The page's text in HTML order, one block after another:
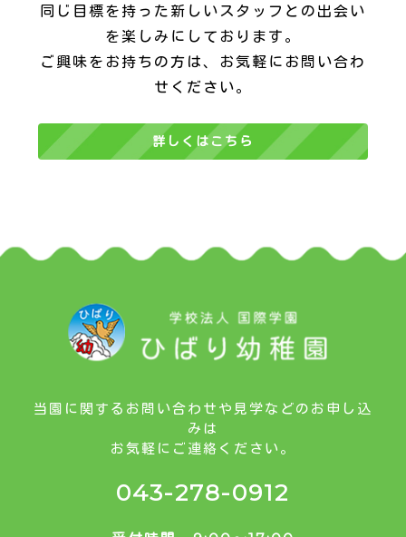
同じ目標を持った新しいスタッフとの出会い
を楽しみにしております。
ご興味をお持ちの方は、お気軽にお問い合わ
せください。
詳しくはこちら
当園に関するお問い合わせや見学などのお申し込
みは
お気軽にご連絡ください。
043-278-0912